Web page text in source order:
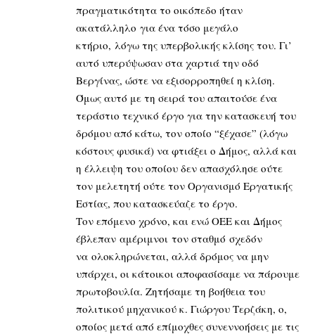
πραγματικότητα το οικόπεδο ήταν
ακατάλληλο για ένα τόσο μεγάλο
κτήριο, λόγω της υπερβολικής κλίσης του. Γι’
αυτό υπερύψωσαν στα χαρτιά την οδό
Βεργίνας, ώστε να εξισορροπηθεί η κλίση.
Όμως αυτό με τη σειρά του απαιτούσε ένα
τεράστιο τεχνικό έργο για την κατασκευή του
δρόμου από κάτω, τον οποίο “ξέχασε” (λόγω
κόστους φυσικά) να φτιάξει ο Δήμος, αλλά και
η έλλειψη του οποίου δεν απασχόλησε ούτε
τον μελετητή ούτε τον Οργανισμό Εργατικής
Εστίας, που κατασκεύαζε το έργο.
Τον επόμενο χρόνο, και ενώ ΟΕΕ και Δήμος
έβλεπαν αμέριμνοι τον σταθμό σχεδόν
να ολοκληρώνεται, αλλά δρόμος να μην
υπάρχει, οι κάτοικοι αποφασίσαμε να πάρουμε
πρωτοβουλία. Ζητήσαμε τη βοήθεια του
πολιτικού μηχανικού κ. Γιώργου Τερζάκη, ο,
οποίος μετά από επίμοχθες συνεννοήσεις με τις